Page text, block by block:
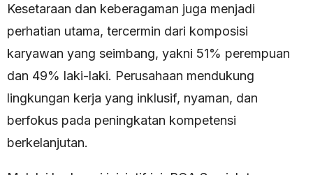
Kesetaraan dan keberagaman juga menjadi
perhatian utama, tercermin dari komposisi
karyawan yang seimbang, yakni 51% perempuan
dan 49% laki-laki. Perusahaan mendukung
lingkungan kerja yang inklusif, nyaman, dan
berfokus pada peningkatan kompetensi
berkelanjutan.